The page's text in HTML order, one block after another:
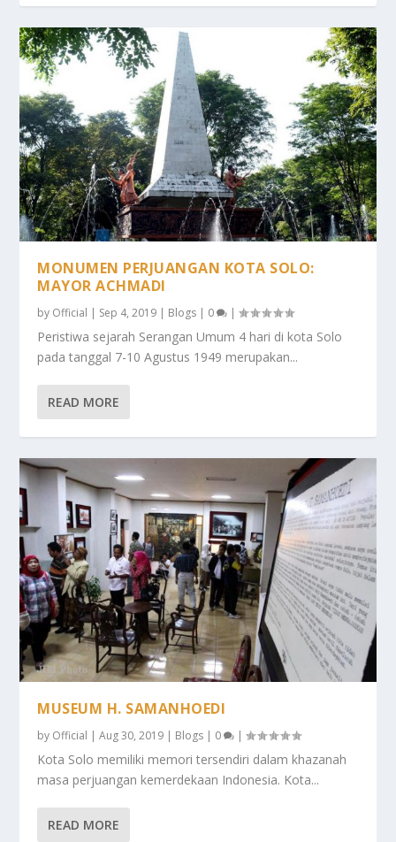
MONUMEN PERJUANGAN KOTA SOLO:
MAYOR ACHMADI
by Official | Sep 4, 2019 | Blogs | 0 |
Peristiwa sejarah Serangan Umum 4 hari di kota Solo
pada tanggal 7-10 Agustus 1949 merupakan...
READ MORE
MUSEUM H. SAMANHOEDI
by Official |Aug 30, 2019 | Blogs | 0 |
Kota Solo memiliki memori tersendiri dalam khazanah
masa perjuangan kemerdekaan Indonesia. Kota...
READ MORE